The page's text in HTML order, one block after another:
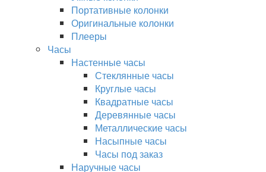
Портативные колонки
Оригинальные колонки
Плееры
Часы
Настенные часы
Стеклянные часы
Круглые часы
Квадратные часы
Деревянные часы
Металлические часы
Насыпные часы
Часы под заказ
Наручные часы